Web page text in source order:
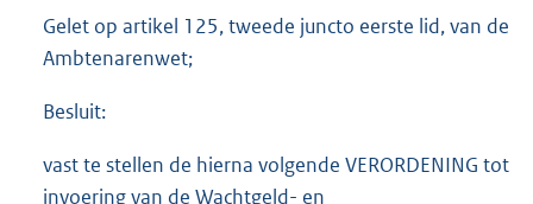
Gelet op artikel 125, tweede juncto eerste lid, van de
Ambtenarenwet;
Besluit:
vast te stellen de hierna volgende VERORDENING tot
invoering van de Wachtgeld- en